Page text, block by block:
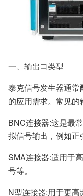
一、输出口类型
泰克信号发生器通常
的应用需求。常见的
BNC连接器:这是最
拟信号输出，例如正
SMA连接器:适用于
号等。
N型连接器:用于更